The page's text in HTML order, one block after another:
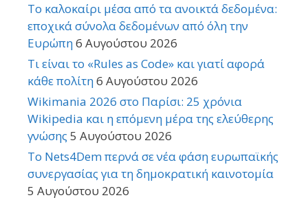
Το καλοκαίρι μέσα από τα ανοικτά δεδομένα:
εποχικά σύνολα δεδομένων από όλη την
Ευρώπη6 Αυγούστου 2026
Τι είναι το «Rules as Code» και γιατί αφορά
κάθε πολίτη6 Αυγούστου 2026
Wikimania 2026 στο Παρίσι: 25 χρόνια
Wikipedia και η επόμενη μέρα της ελεύθερης
γνώσης 5 Αυγούστου 2026
Το Nets4Dem περνά σε νέα φάση ευρωπαϊκής
συνεργασίας για τη δημοκρατική καινοτομία
5 Αυγούστου 2026